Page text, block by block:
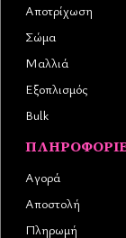
Αποτρίχωση
Σώμα
Μαλλιά
Εξοπλισμός
Bulk
Αγορά
Αποστολή
Πληρωμή